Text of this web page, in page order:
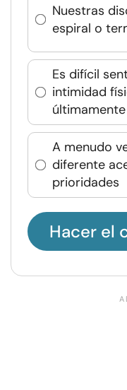
Nuestras
espiral o
Es difícil
intimidad
últimamente
A menudo
diferente
prioridades
Hacer el